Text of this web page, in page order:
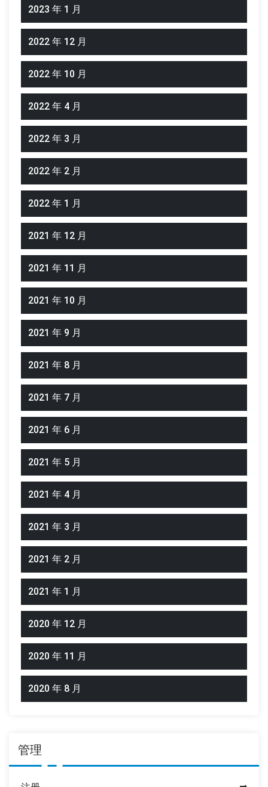
2023 年 1 月
2022 年 12 月
2022 年 10 月
2022 年 4 月
2022 年 3 月
2022 年 2 月
2022 年 1 月
2021 年 12 月
2021 年 11 月
2021 年 10 月
2021 年 9 月
2021 年 8 月
2021 年 7 月
2021 年 6 月
2021 年 5 月
2021 年 4 月
2021 年 3 月
2021 年 2 月
2021 年 1 月
2020 年 12 月
2020 年 11 月
2020 年 8 月
管理